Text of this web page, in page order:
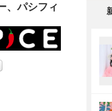
、パシフィ